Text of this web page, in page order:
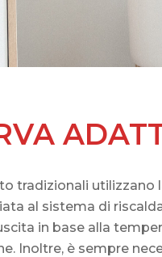
tradizionali utilizzano
al sistema di
in base alla
Inoltre, è sempre